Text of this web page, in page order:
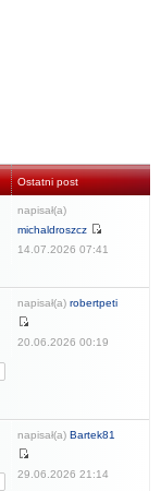
Ostatni post
napisał(a)
michaldroszcz
14.07.2026 07:41
napisał(a) robertpeti
20.06.2026 00:19
napisał(a) Bartek81
29.06.2026 21:14